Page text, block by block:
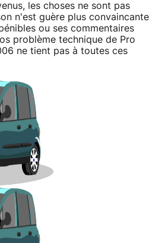
les choses ne sont pas
n'est guère plus convaincante
ou ses commentaires
problème technique de Pro
ne tient pas à toutes ces